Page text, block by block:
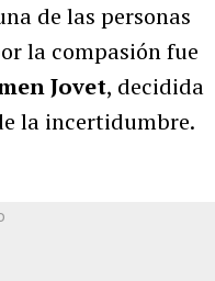
de las personas
la compasión fue
Jovet, decidida
la incertidumbre.